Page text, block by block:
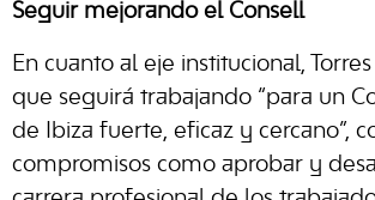
Seguir mejorando el Consell
En cuanto al eje institucional,
que seguirá trabajando “para un
de Ibiza fuerte, eficaz y cercano”,
compromisos como aprobar y